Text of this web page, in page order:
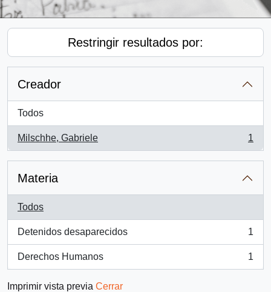
Restringir resultados por:
Creador
Todos
Milschhe, Gabriele
, 1 resultados
1
Materia
Todos
Detenidos desaparecidos
, 1 resultados
1
Derechos Humanos
, 1 resultados
1
Imprimir vista previa Cerrar